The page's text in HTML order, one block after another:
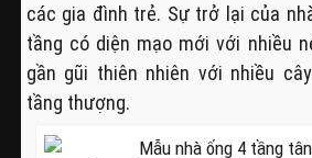
các gia đình trẻ. Sự trở lại của
tầng có diện mạo mới với nhiều
gần gũi thiên nhiên với nhiều
tầng thượng.